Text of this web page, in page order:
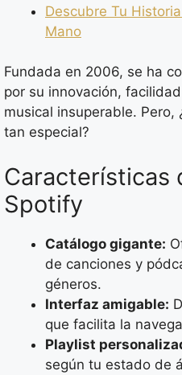
Descubre Tu
Mano
Fundada en 2006, se ha
por su innovación,
musical insuperable. Pero,
tan especial?
Características
Spotify
Catálogo gigante:
de canciones y
géneros.
Interfaz amigable:
que facilita la
Playlist
según tu estado de